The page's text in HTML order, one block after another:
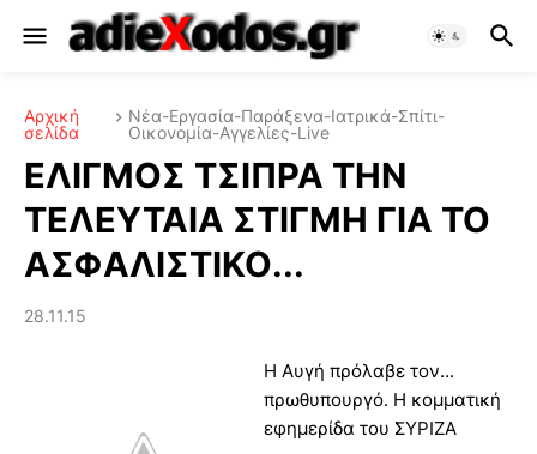
Αρχική
σελίδα
Νέα-Εργασία-Παράξενα-Ιατρικά-Σπίτι-
Οικονομία-Αγγελίες-Live
ΕΛΙΓΜΟΣ ΤΣΙΠΡΑ ΤΗΝ
ΤΕΛΕΥΤΑΙΑ ΣΤΙΓΜΗ ΓΙΑ ΤΟ
ΑΣΦΑΛΙΣΤΙΚΟ...
28.11.15
Η Αυγή πρόλαβε τον...
πρωθυπουργό. Η κομματική
εφημερίδα του ΣΥΡΙΖΑ